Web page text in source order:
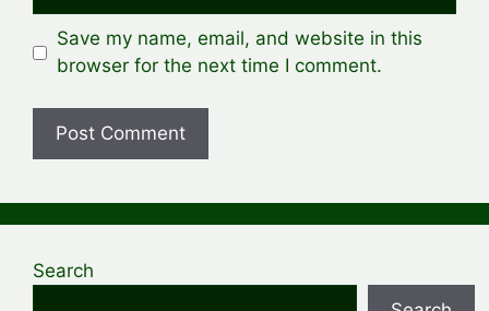
Save my name, email, and website in this
browser for the next time I comment.
Search